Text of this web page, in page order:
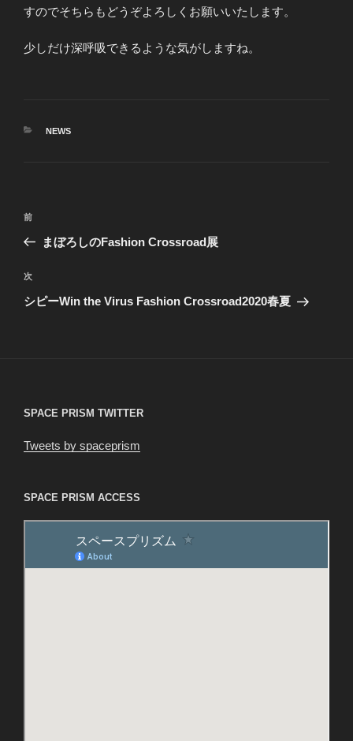
すのでそちらもどうぞよろしくお願いいたします。
少しだけ深呼吸できるような気がしますね。
カ
NEWS
投
ビ
ゲ
前
の
稿
前
まぼろしのFashion Crossroad展
次
の
次
シピーWin the Virus Fashion Crossroad2020春夏
SPACE PRISM TWITTER
Tweets by spaceprism
SPACE PRISM ACCESS